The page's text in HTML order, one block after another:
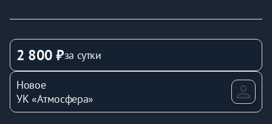
квартире всё новое: свежее бельё, мягкие халаты,
оазис вдали от городской суеты, где можно по-
настоящему расслабиться.
Основные особенности:
Размещение до 3 человек
двуспальная кровать + кресло-кровать
Абсолютно новая квартира — без
2 800 ₽за сутки
Новое
УК «Атмосфера»